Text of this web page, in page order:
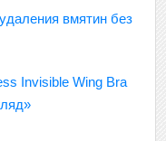
вмятин без
Invisible Wing Bra